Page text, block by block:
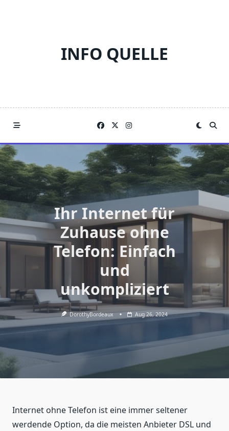
INFO QUELLE
Ihr Internet für
Zuhause ohne
Telefon: Einfach
und
unkompliziert
DorothyBordeaux Aug 26, 2024
Internet ohne Telefon ist eine immer seltener
werdende Option, da die meisten Anbieter DSL und